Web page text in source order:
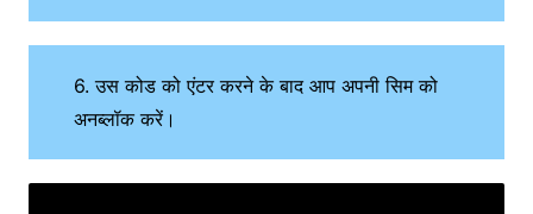
6. उस कोड को एंटर करने के बाद आप अपनी सिम को
अनब्लॉक करें।